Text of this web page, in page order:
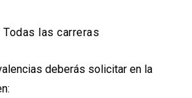
Todas las carreras
deberás solicitar en la